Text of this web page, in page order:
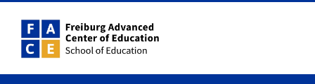
Inhalt
springen